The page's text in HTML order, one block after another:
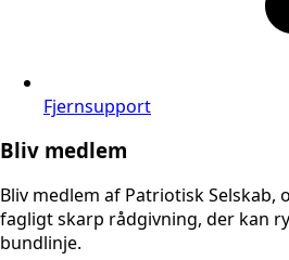
Fjernsupport
Bliv medlem
Bliv medlem af Patriotisk Selskab,
fagligt skarp rådgivning, der kan
bundlinje.